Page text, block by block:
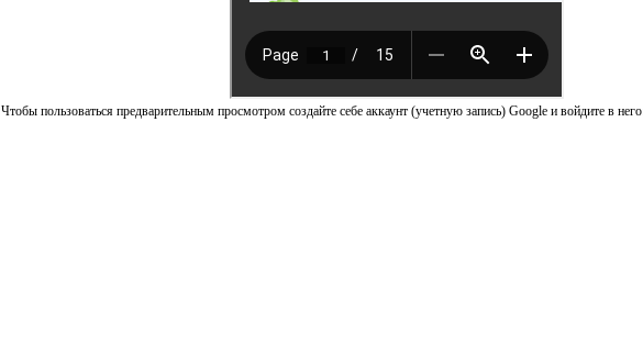
Чтобы пользоваться предварительным просмотром создайте себе аккаунт (учетную запись) Google и войдите в